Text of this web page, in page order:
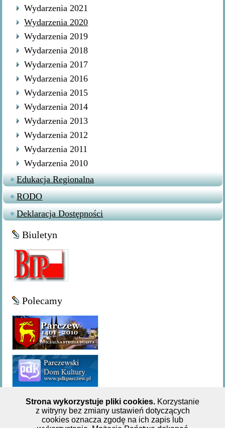
Wydarzenia 2021
Wydarzenia 2020
Wydarzenia 2019
Wydarzenia 2018
Wydarzenia 2017
Wydarzenia 2016
Wydarzenia 2015
Wydarzenia 2014
Wydarzenia 2013
Wydarzenia 2012
Wydarzenia 2011
Wydarzenia 2010
Edukacja Regionalna
RODO
Deklaracja Dostępności
Biuletyn
Polecamy
Miejsko-Gminna Biblioteka Publiczna w Parczewie,ul. 11
Strona wykorzystuje pliki cookies. Korzystanie
z witryny bez zmiany ustawień dotyczących
cookies oznacza zgodę na ich zapis lub